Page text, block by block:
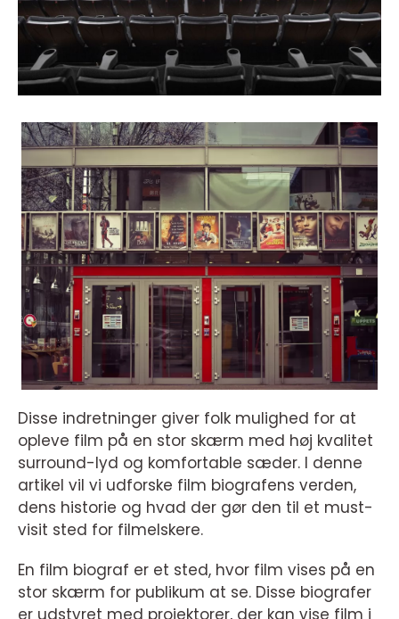
Disse indretninger giver folk mulighed for at
opleve film på en stor skærm med høj kvalitet
surround-lyd og komfortable sæder. I denne
artikel vil vi udforske film biografens verden,
dens historie og hvad der gør den til et must-
visit sted for filmelskere.
En film biograf er et sted, hvor film vises på en
stor skærm for publikum at se. Disse biografer
er udstyret med projektorer, der kan vise film i